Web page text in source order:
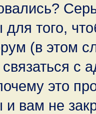
для того,
(в этом
с
это
и вам не